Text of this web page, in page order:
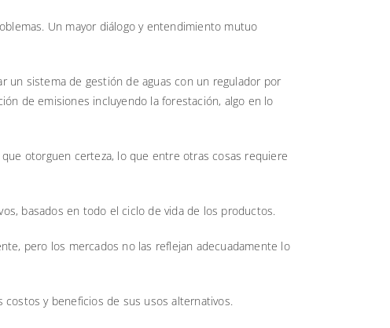
Un mayor diálogo y entendimiento mutuo
un sistema de gestión de aguas con un regulador por
de emisiones incluyendo la forestación, algo en lo
otorguen certeza, lo que entre otras cosas requiere
basados en todo el ciclo de vida de los productos.
pero los mercados no las reflejan adecuadamente lo
costos y beneficios de sus usos alternativos.